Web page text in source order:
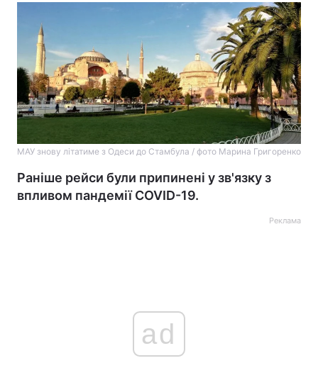
МАУ знову літатиме з Одеси до Стамбула / фото Марина Григоренко
Раніше рейси були припинені у зв'язку з
впливом пандемії COVID-19.
Реклама
ad